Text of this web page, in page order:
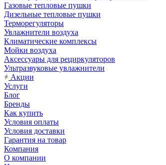
Газовые тепловые пушки
Дизельные тепловые пушки
Терморегуляторы
Увлажнители воздуха
Климатические комплексы
Мойки воздуха
Аксессуары для рециркуляторов
Ультразвуковые увлажнители
Акции
Услуги
Блог
Бренды
Как купить
Условия оплаты
Условия доставки
Гарантия на товар
Компания
О компании